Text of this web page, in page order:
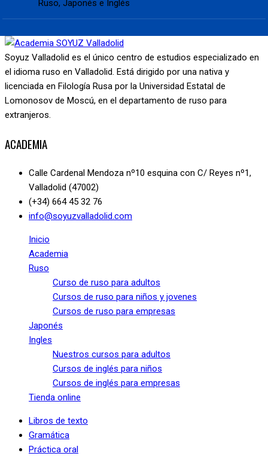
Ruso, Japonés e Inglés
Soyuz Valladolid es el único centro de estudios especializado en
el idioma ruso en Valladolid. Está dirigido por una nativa y
licenciada en Filología Rusa por la Universidad Estatal de
Lomonosov de Moscú, en el departamento de ruso para
extranjeros.
ACADEMIA
Calle Cardenal Mendoza nº10 esquina con C/ Reyes nº1,
Valladolid (47002)
(+34) 664 45 32 76
info@soyuzvalladolid.com
Inicio
Academia
Ruso
Curso de ruso para adultos
Cursos de ruso para niños y jovenes
Cursos de ruso para empresas
Japonés
Ingles
Nuestros cursos para adultos
Cursos de inglés para niños
Cursos de inglés para empresas
Tienda online
Libros de texto
Gramática
Práctica oral